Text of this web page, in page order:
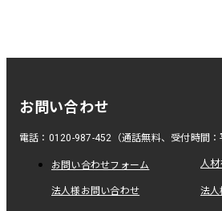
お問い合わせ
電話：0120-987-452（通話無料、受付時間：
お問い合わせフォーム 人
法人様お問い合わせ 法人